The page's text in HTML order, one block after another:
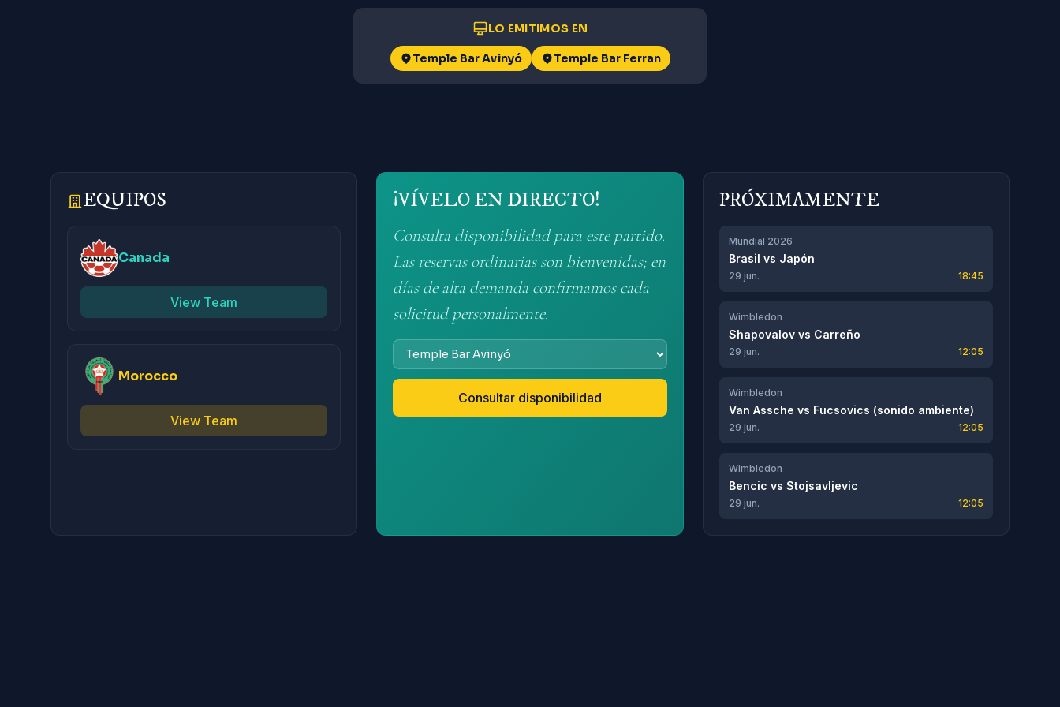
LO EMITIMOS EN
Temple Bar Avinyó Temple Bar Ferran
EQUIPOS
Canada
View Team
Morocco
View Team
¡VÍVELO EN DIRECTO!
Consulta disponibilidad para este partido.
Las reservas ordinarias son bienvenidas; en
días de alta demanda confirmamos cada
solicitud personalmente.
Consultar disponibilidad
PRÓXIMAMENTE
Mundial 2026
Brasil vs Japón
29 jun. 18:45
Wimbledon
Shapovalovvs Carreño
29 jun. 12:05
Wimbledon
Van Assche vs Fucsovics (sonido ambiente)
29 jun. 12:05
Wimbledon
Bencic vs Stojsavljevic
29 jun. 12:05